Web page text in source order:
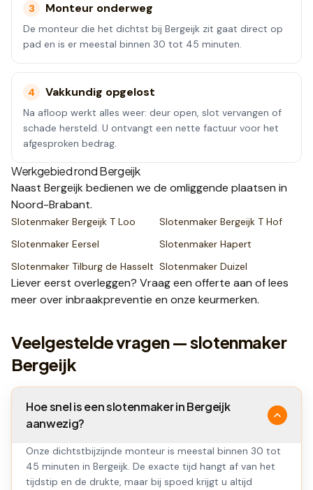
3 Monteur onderweg
De monteur die het dichtst bij Bergeijk zit gaat direct op
pad en is er meestal binnen 30 tot 45 minuten.
4 Vakkundig opgelost
Na afloop werkt alles weer: deur open, slot vervangen of
schade hersteld. U ontvangt een nette factuur voor het
afgesproken bedrag.
Werkgebied rondBergeijk
Naast Bergeijk bedienen we de omliggende plaatsen in
Noord-Brabant.
Slotenmaker Bergeijk T Loo Slotenmaker Bergeijk T Hof
Slotenmaker Eersel Slotenmaker Hapert
Slotenmaker Tilburg de Hasselt Slotenmaker Duizel
Liever eerst overleggen? Vraag een offerte aan of lees
meer overinbraakpreventie en onze keurmerken.
Veelgestelde vragen — slotenmaker
Bergeijk
Hoe snel is een slotenmaker in Bergeijk
aanwezig?
Onze dichtstbijzijnde monteur is meestal binnen 30 tot
45 minuten in Bergeijk. De exacte tijd hangt af van het
tijdstip en de drukte, maar bij spoed krijgt u altijd